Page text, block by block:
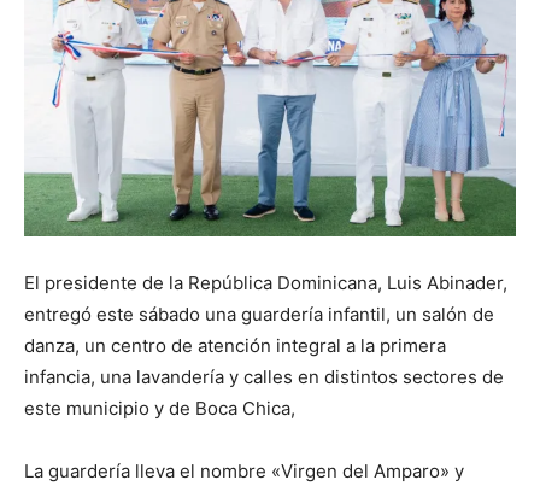
El presidente de la República Dominicana, Luis Abinader,
entregó este sábado una guardería infantil, un salón de
danza, un centro de atención integral a la primera
infancia, una lavandería y calles en distintos sectores de
este municipio y de Boca Chica,
La guardería lleva el nombre «Virgen del Amparo» y